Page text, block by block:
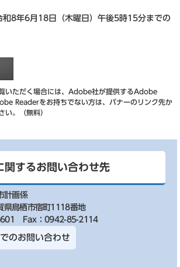
和8年6月18日（木曜日）午後5時15分までの
いただく場合には、Adobe社が提供するAdobe
Readerをお持ちでない方は、バナーのリンク先か
い。（無料）
関するお問い合わせ先
計画係
県鳥栖市宿町1118番地
Fax：0942-85-2114
のお問い合わせ